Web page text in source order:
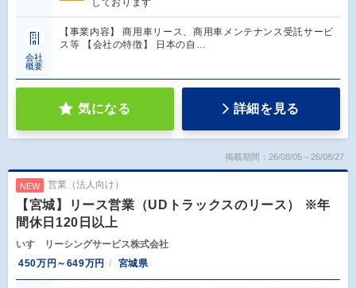
しております
会社
概要
【事業内容】 商用車リース、商用車メンテナンス受託サービ
ス等 【会社の特徴】 日本の自…
気になる 詳細を見る
掲載期間：26/08/05～26/08/27
NEW 営業（法人向け）
【宮城】リース営業（UDトラックスのリース） ※年
間休日120日以上
いすゞリーシングサービス株式会社
450万円～649万円
宮城県